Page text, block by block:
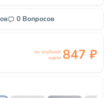
0 Вопросов
по клубной
карте 847 ₽